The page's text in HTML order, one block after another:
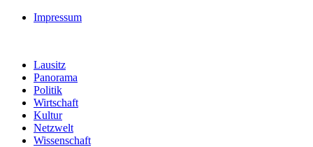
Impressum
Lausitz
Panorama
Politik
Wirtschaft
Kultur
Netzwelt
Wissenschaft